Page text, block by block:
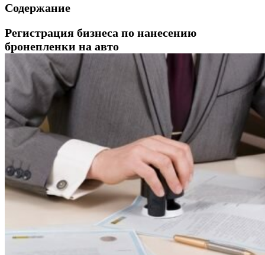
Содержание
Регистрация бизнеса по нанесению
бронепленки на авто